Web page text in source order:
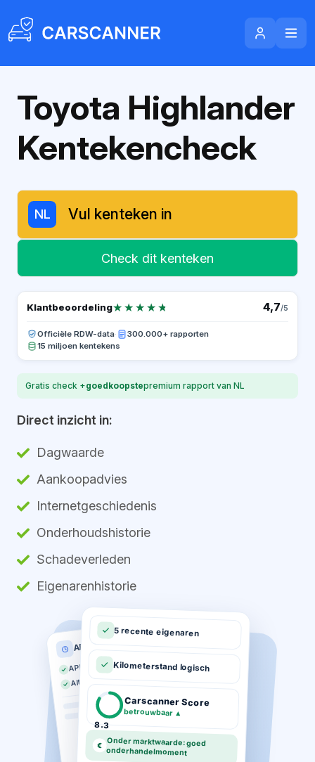
Toyota Highlander
Kentekencheck
NL
Check dit kenteken
Klantbeoordeling★★★★★
★★★★★ 4,7/5
Officiële RDW-data·
300.000+ rapporten
15 miljoen kentekens
Gratis check +goedkoopstepremium rapport van NL
Direct inzicht in:
Dagwaarde
Aankoopadvies
Internetgeschiedenis
Onderhoudshistorie
Schadeverleden
Eigenarenhistorie
APK historie
APK geldig tot 03-2026
Altijd op tijd gekeurd
5 recente eigenaren
Kilometerstand logisch
8.3
Carscanner Score
betrouwbaar ▲
€ Onder marktwaarde: goed
onderhandelmoment